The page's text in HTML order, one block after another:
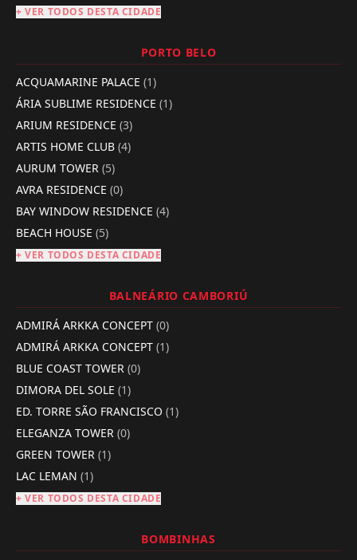
+ VER TODOS DESTA CIDADE
PORTO BELO
ACQUAMARINE PALACE (1)
ÁRIA SUBLIME RESIDENCE (1)
ARIUM RESIDENCE (3)
ARTIS HOME CLUB (4)
AURUM TOWER (5)
AVRA RESIDENCE (0)
BAY WINDOW RESIDENCE (4)
BEACH HOUSE (5)
+ VER TODOS DESTA CIDADE
BALNEÁRIO CAMBORIÚ
ADMIRÁ ARKKA CONCEPT (0)
ADMIRÁ ARKKA CONCEPT (1)
BLUE COAST TOWER (0)
DIMORA DEL SOLE (1)
ED. TORRE SÃO FRANCISCO (1)
ELEGANZA TOWER (0)
GREEN TOWER (1)
LAC LEMAN (1)
+ VER TODOS DESTA CIDADE
BOMBINHAS